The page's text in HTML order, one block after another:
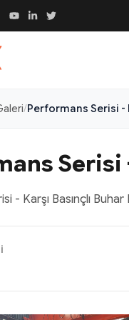
Performans Serisi -
Serisi
- Karşı Basınçlı